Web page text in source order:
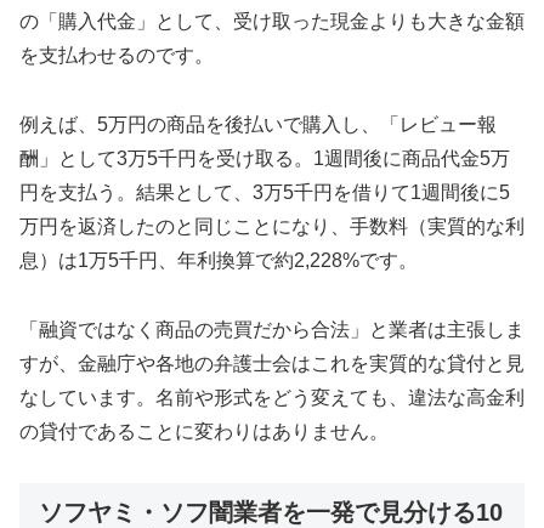
の「購入代金」として、受け取った現金よりも大きな金額
を支払わせるのです。
例えば、5万円の商品を後払いで購入し、「レビュー報
酬」として3万5千円を受け取る。1週間後に商品代金5万
円を支払う。結果として、3万5千円を借りて1週間後に5
万円を返済したのと同じことになり、手数料（実質的な利
息）は1万5千円、年利換算で約2,228%です。
「融資ではなく商品の売買だから合法」と業者は主張しま
すが、金融庁や各地の弁護士会はこれを実質的な貸付と見
なしています。名前や形式をどう変えても、違法な高金利
の貸付であることに変わりはありません。
ソフヤミ・ソフ闇業者を一発で見分ける10